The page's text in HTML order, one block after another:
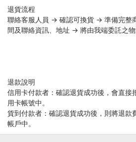
退貨流程
聯絡客服人員 → 確認可換貨 → 準備完整
間及聯絡資訊、地址 → 將由我端委託之物
退款說明
信用卡付款者：確認退貨成功後，會直接
用卡帳號中。
貨到付款者：確認退貨成功後，則將退款
帳戶中。